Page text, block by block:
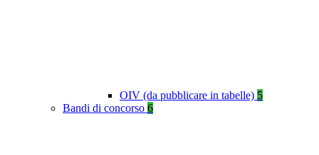
OIV (da pubblicare in tabelle) 5
Bandi di concorso 6